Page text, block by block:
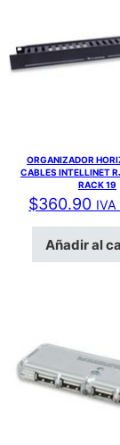
ORGANIZADOR
CABLES INTELLINET
RACK 19
$360.90
Añadir al